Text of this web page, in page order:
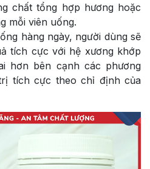
chất tổng hợp hương hoặc
mỗi viên uống.
hàng ngày, người dùng sẽ
tích cực với hệ xương khớp
hơn bên cạnh các phương
tích cực theo chỉ định của